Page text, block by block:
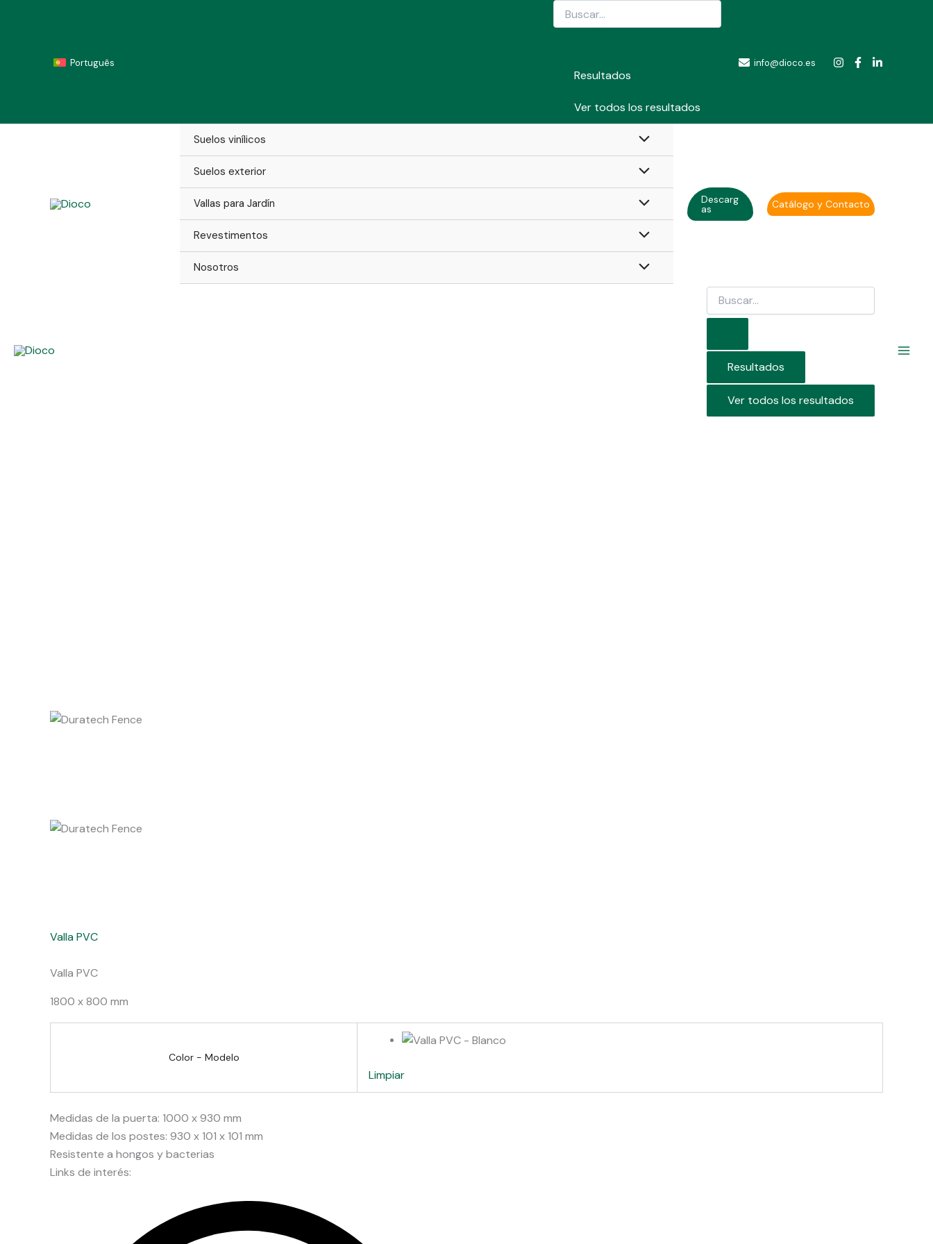
Português
Search
Resultados
Ver todos los resultados
info@dioco.es
Suelos vinílicos
Suelos exterior
Vallas para Jardín
Revestimentos
Nosotros
Descarg
as Catálogo y Contacto
Search
Resultados
Ver todos los resultados
Valla PVC
Valla PVC
1800 x 800 mm
Color - Modelo
Limpiar
Medidas de la puerta: 1000 x 930 mm
Medidas de los postes: 930 x 101 x 101 mm
Resistente a hongos y bacterias
Links de interés: